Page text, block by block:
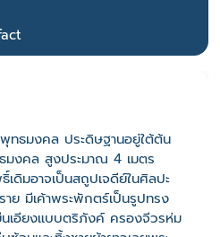
ธมงคล ประดิษฐานอยู่ใต้ต้น
มงคล สูงประมาณ 4 เมตร
เดิมอาจเป็นสถูปเจดีย์ในศิลปะ
ย มีเค้าพระพักตร์เป็นรูปทรง
เอียงแบบตริภังค์ ครองจีวรห่ม